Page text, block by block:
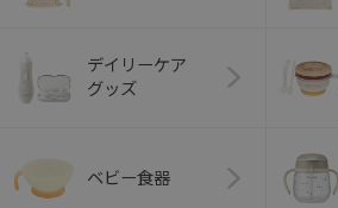
デイリーケア
グッズ
ベビー食器